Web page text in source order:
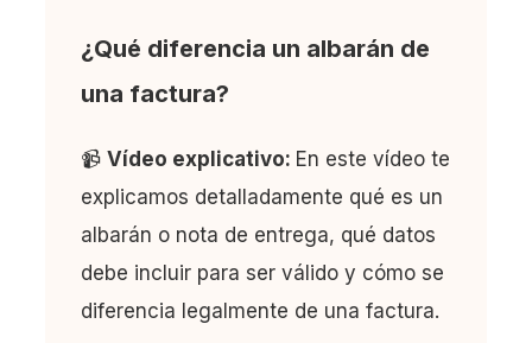
¿Qué diferencia un albarán de
una factura?
📹 Vídeo explicativo: En este vídeo te
explicamos detalladamente qué es un
albarán o nota de entrega, qué datos
debe incluir para ser válido y cómo se
diferencia legalmente de una factura.